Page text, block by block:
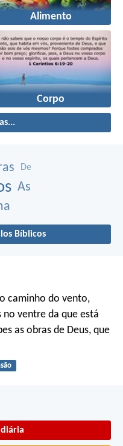
Alimento
Corpo
De
As
Bíblicos
caminho do vento,
no ventre da que está
as obras de Deus, que